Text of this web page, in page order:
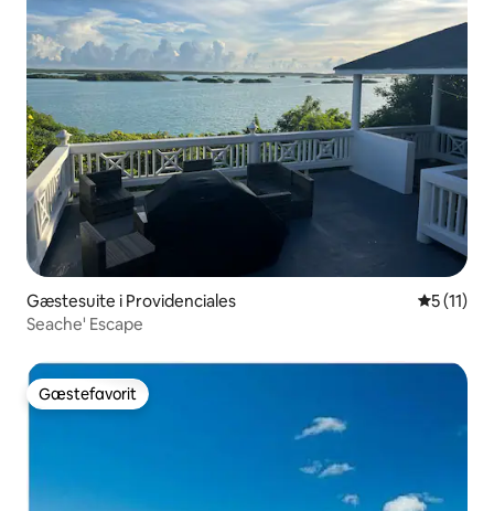
Gæstesuite i Providenciales 5 ud af 5
5 (11)
Seache' Escape
Gæstefavorit
Gæstefavorit